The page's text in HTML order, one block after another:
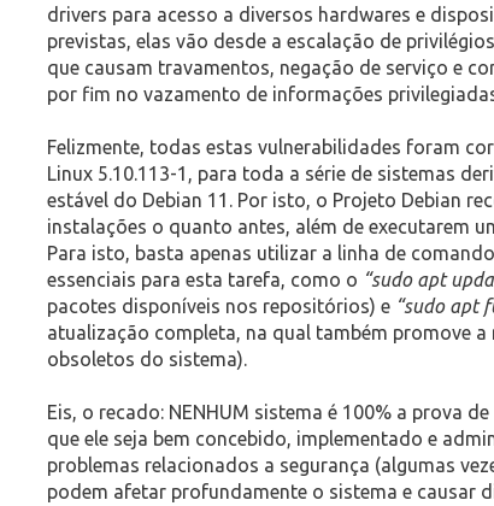
drivers para acesso a diversos hardwares e
previstas, elas vão desde a escalação de
que causam travamentos, negação de serviço e
por fim no vazamento de informações
Felizmente, todas estas vulnerabilidades foram
Linux 5.10.113-1, para toda a série de sistemas
estável do Debian 11. Por isto, o Projeto Debian
instalações o quanto antes, além de executarem
Para isto, basta apenas utilizar a linha de
essenciais para esta tarefa, como o “sudo apt
pacotes disponíveis nos repositórios) e “sudo apt
atualização completa, na qual também promove
obsoletos do sistema).
Eis, o recado: NENHUM sistema é 100% a prova
que ele seja bem concebido, implementado e
problemas relacionados a segurança (algumas
podem afetar profundamente o sistema e causar